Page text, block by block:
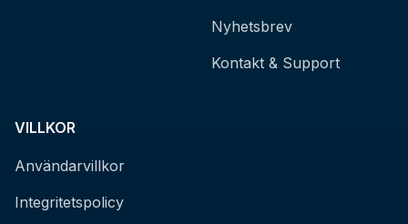
Nyhetsbrev
Kontakt & Support
VILLKOR
Användarvillkor
Integritetspolicy